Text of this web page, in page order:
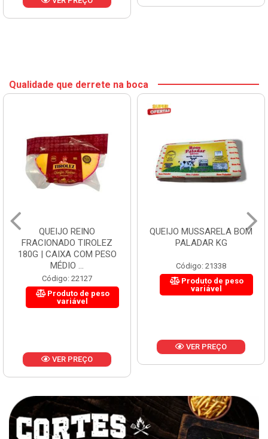
Qualidade que derrete na boca
QUEIJO REINO
FRACIONADO TIROLEZ
180G | CAIXA COM PESO
MÉDIO ...
Código: 22127
Produto de peso
variável
VER PREÇO
QUEIJO MUSSARELA BOM
PALADAR KG
Código: 21338
Produto de peso
variável
VER PREÇO